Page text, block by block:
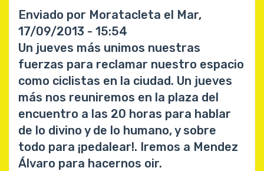
Enviado por Moratacleta el Mar,
17/09/2013 - 15:54
Un jueves más unimos nuestras
fuerzas para reclamar nuestro espacio
como ciclistas en la ciudad. Un jueves
más nos reuniremos en la plaza del
encuentro a las 20 horas para hablar
de lo divino y de lo humano, y sobre
todo para ¡pedalear!. Iremos a Mendez
Álvaro para hacernos oir.